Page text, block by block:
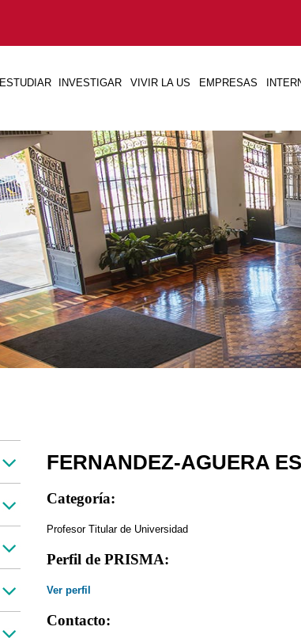
ESTUDIAR INVESTIGAR VIVIR LA US EMPRESAS
FERNANDEZ-AGUERA
Categoría:
Profesor Titular de Universidad
Perfil de PRISMA:
Ver perfil
Contacto: